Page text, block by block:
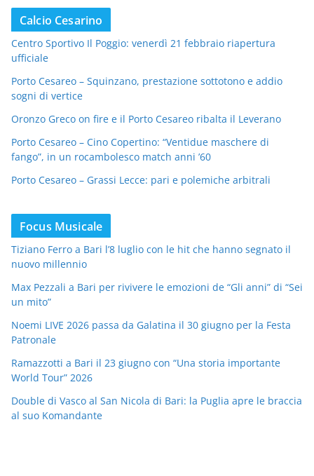
Calcio Cesarino
Centro Sportivo Il Poggio: venerdì 21 febbraio riapertura
ufficiale
Porto Cesareo – Squinzano, prestazione sottotono e addio
sogni di vertice
Oronzo Greco on fire e il Porto Cesareo ribalta il Leverano
Porto Cesareo – Cino Copertino: “Ventidue maschere di
fango”, in un rocambolesco match anni ’60
Porto Cesareo – Grassi Lecce: pari e polemiche arbitrali
Focus Musicale
Tiziano Ferro a Bari l’8 luglio con le hit che hanno segnato il
nuovo millennio
Max Pezzali a Bari per rivivere le emozioni de “Gli anni” di “Sei
un mito”
Noemi LIVE 2026 passa da Galatina il 30 giugno per la Festa
Patronale
Ramazzotti a Bari il 23 giugno con “Una storia importante
World Tour” 2026
Double di Vasco al San Nicola di Bari: la Puglia apre le braccia
al suo Komandante